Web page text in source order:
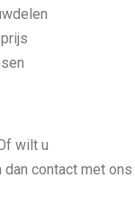
wilt u
contact met ons